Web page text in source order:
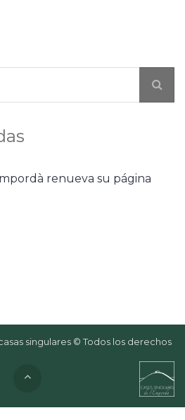
renueva su página
singulares © Todos los derechos